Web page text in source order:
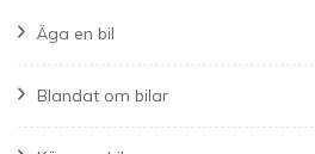
Äga en bil
Blandat om bilar